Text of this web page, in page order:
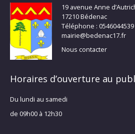
19 avenue Anne
17210 Bédenac
Téléphone : 0546044539
mairie@bedenac17.fr
Nous contacter
Horaires d’ouverture au
Du lundi au samedi
de 09h00 à 12h30